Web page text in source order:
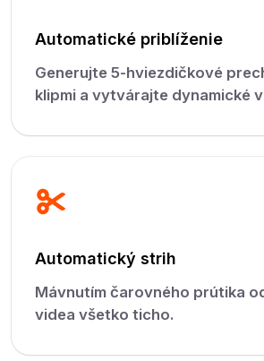
Automatické priblíženie
Generujte 5-hviezdičkové
klipmi a vytvárajte dynamické
Automatický strih
Mávnutím čarovného prútika
videa všetko ticho.